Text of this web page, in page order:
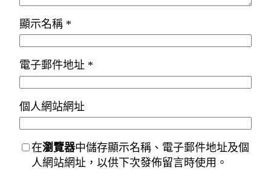
顯示名稱 *
電子郵件地址 *
個人網站網址
在瀏覽器中儲存顯示名稱、電子郵件地址及個
人網站網址，以供下次發佈留言時使用。